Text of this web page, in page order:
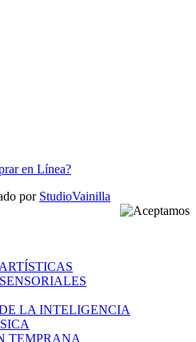
en Línea?
por StudioVainilla
LA INTELIGENCIA
TEMPRANA